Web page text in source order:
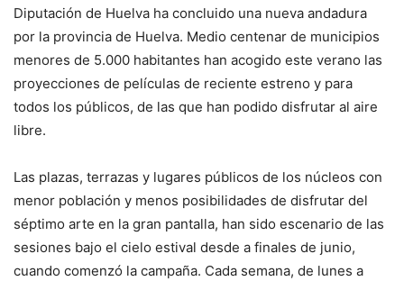
Diputación de Huelva ha concluido una nueva andadura
por la provincia de Huelva. Medio centenar de municipios
menores de 5.000 habitantes han acogido este verano las
proyecciones de películas de reciente estreno y para
todos los públicos, de las que han podido disfrutar al aire
libre.
Las plazas, terrazas y lugares públicos de los núcleos con
menor población y menos posibilidades de disfrutar del
séptimo arte en la gran pantalla, han sido escenario de las
sesiones bajo el cielo estival desde a finales de junio,
cuando comenzó la campaña. Cada semana, de lunes a